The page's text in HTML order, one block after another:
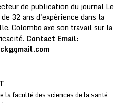
de publication du journal Le
32 ans d'expérience dans la
Colombo axe son travail sur la
Contact Email:
la faculté des sciences de la santé